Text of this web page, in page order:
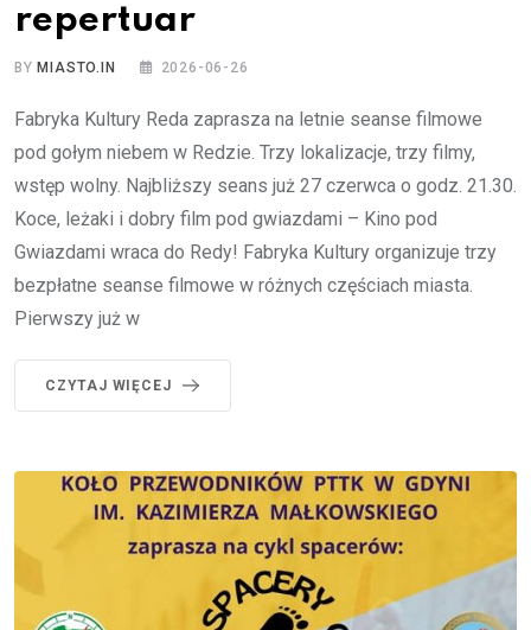
repertuar
BYMIASTO.IN 2026-06-26
Fabryka Kultury Reda zaprasza na letnie seanse filmowe
pod gołym niebem w Redzie. Trzy lokalizacje, trzy filmy,
wstęp wolny. Najbliższy seans już 27 czerwca o godz. 21.30.
Koce, leżaki i dobry film pod gwiazdami – Kino pod
Gwiazdami wraca do Redy! Fabryka Kultury organizuje trzy
bezpłatne seanse filmowe w różnych częściach miasta.
Pierwszy już w
CZYTAJ WIĘCEJ